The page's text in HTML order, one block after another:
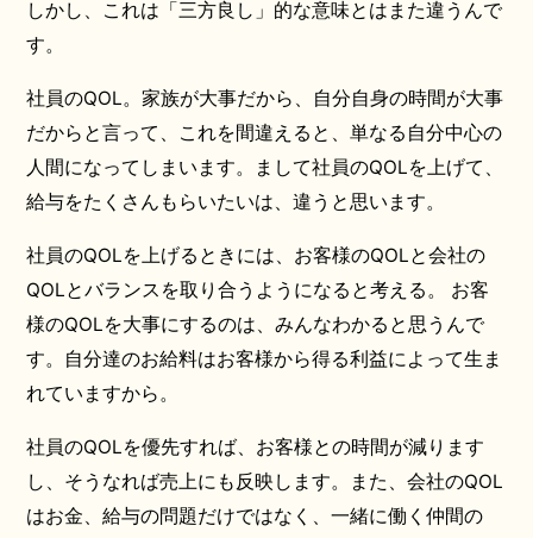
しかし、これは「三方良し」的な意味とはまた違うんで
す。
社員のQOL。家族が大事だから、自分自身の時間が大事
だからと言って、これを間違えると、単なる自分中心の
人間になってしまいます。まして社員のQOLを上げて、
給与をたくさんもらいたいは、違うと思います。
社員のQOLを上げるときには、お客様のQOLと会社の
QOLとバランスを取り合うようになると考える。 お客
様のQOLを大事にするのは、みんなわかると思うんで
す。自分達のお給料はお客様から得る利益によって生ま
れていますから。
社員のQOLを優先すれば、お客様との時間が減ります
し、そうなれば売上にも反映します。また、会社のQOL
はお金、給与の問題だけではなく、一緒に働く仲間の